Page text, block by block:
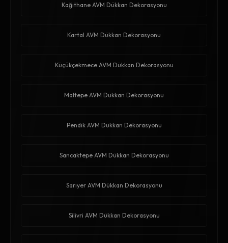
Kağıthane AVM Dükkan Dekorasyonu
Kartal AVM Dükkan Dekorasyonu
Küçükçekmece AVM Dükkan Dekorasyonu
Maltepe AVM Dükkan Dekorasyonu
Pendik AVM Dükkan Dekorasyonu
Sancaktepe AVM Dükkan Dekorasyonu
Sarıyer AVM Dükkan Dekorasyonu
Silivri AVM Dükkan Dekorasyonu